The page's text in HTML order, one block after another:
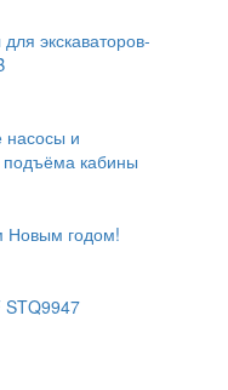
экскаваторов-
насосы и
кабины
Новым годом!
STQ9947